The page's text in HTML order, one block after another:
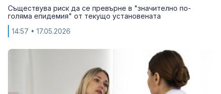
Съществува риск да се превърне в "значително по-
голяма епидемия" от текущо установената
14:57 • 17.05.2026